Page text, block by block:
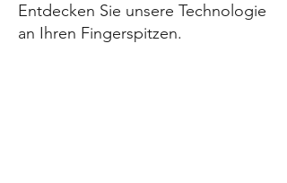
Entdecken Sie unsere Technologie
an Ihren Fingerspitzen.